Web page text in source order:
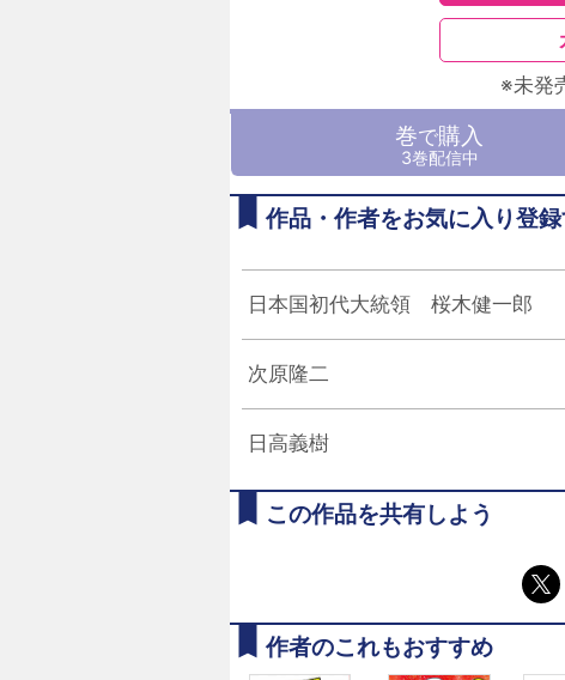
※未発
巻で購入
3巻配信中
作品・作者をお気に入り登
日本国初代大統領 桜木健一郎
次原隆二
日高義樹
この作品を共有しよう
作者のこれもおすすめ